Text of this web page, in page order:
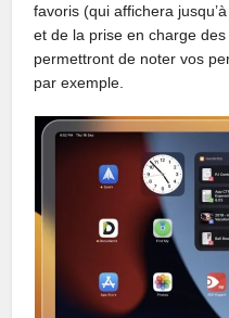
favoris (qui affichera
et de la prise en charge
permettront de noter vos
par exemple.